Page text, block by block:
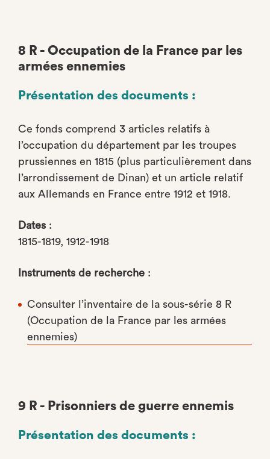
8 R - Occupation de la France par les
armées ennemies
Présentation des documents :
Ce fonds comprend 3 articles relatifs à
l’occupation du département par les troupes
prussiennes en 1815 (plus particulièrement dans
l’arrondissement de Dinan) et un article relatif
aux Allemands en France entre 1912 et 1918.
Dates :
1815-1819, 1912-1918
Instruments de recherche :
Consulter l’inventaire de la sous-série 8 R
(Occupation de la France par les armées
ennemies)
9 R - Prisonniers de guerre ennemis
Présentation des documents :